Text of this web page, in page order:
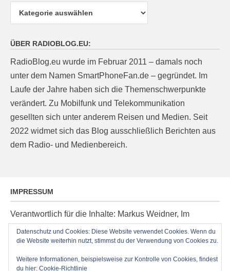
ÜBER RADIOBLOG.EU:
RadioBlog.eu wurde im Februar 2011 – damals noch
unter dem Namen SmartPhoneFan.de – gegründet. Im
Laufe der Jahre haben sich die Themenschwerpunkte
verändert. Zu Mobilfunk und Telekommunikation
gesellten sich unter anderem Reisen und Medien. Seit
2022 widmet sich das Blog ausschließlich Berichten aus
dem Radio- und Medienbereich.
IMPRESSUM
Verantwortlich für die Inhalte: Markus Weidner, Im
Ziegelacker 20, D-63599 Biebergemünd, E-Mail:
post@radioblog.eu
Technik und Administration: Thomas Michel
Datenschutz und Cookies: Diese Website verwendet Cookies. Wenn du
die Website weiterhin nutzt, stimmst du der Verwendung von Cookies zu.
Weitere Informationen, beispielsweise zur Kontrolle von Cookies, findest
du hier: Cookie-Richtlinie